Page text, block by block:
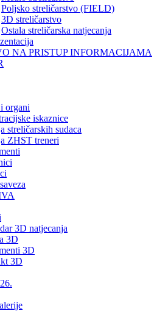
Poljsko streličarstvo (FIELD)
3D streličarstvo
Ostala streličarska natjecanja
NA PRISTUP INFORMACIJAMA
organi
iskaznice
streličarskih sudaca
ZHST treneri
3D natjecanja
3D
3D
3D